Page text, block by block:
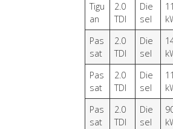
Tigu
an
2.0
TDI
Die
sel
Pas
sat
2.0
TDI
Die
sel
Pas
sat
2.0
TDI
Die
sel
Pas
sat
2.0
TDI
Die
sel